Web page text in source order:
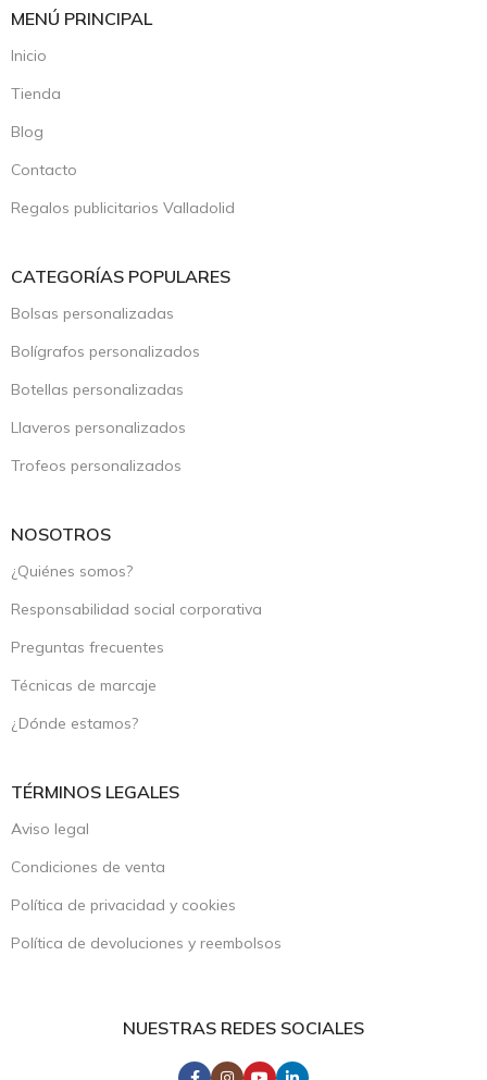
MENÚ PRINCIPAL
Inicio
Tienda
Blog
Contacto
Regalos publicitarios Valladolid
CATEGORÍAS POPULARES
Bolsas personalizadas
Bolígrafos personalizados
Botellas personalizadas
Llaveros personalizados
Trofeos personalizados
NOSOTROS
¿Quiénes somos?
Responsabilidad social corporativa
Preguntas frecuentes
Técnicas de marcaje
¿Dónde estamos?
TÉRMINOS LEGALES
Aviso legal
Condiciones de venta
Política de privacidad y cookies
Política de devoluciones y reembolsos
NUESTRAS REDES SOCIALES